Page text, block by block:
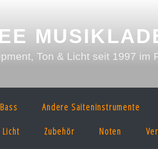
Ton & Licht seit 1997 im
Andere Saiteninstrumente
Licht Zubehör Noten